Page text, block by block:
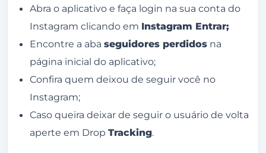
Abra o aplicativo e faça login na sua conta do
Instagram clicando em Instagram Entrar;
Encontre a aba seguidores perdidosna
página inicial do aplicativo;
Confira quem deixou de seguir você no
Instagram;
Caso queira deixar de seguir o usuário de volta
aperte em Drop Tracking.